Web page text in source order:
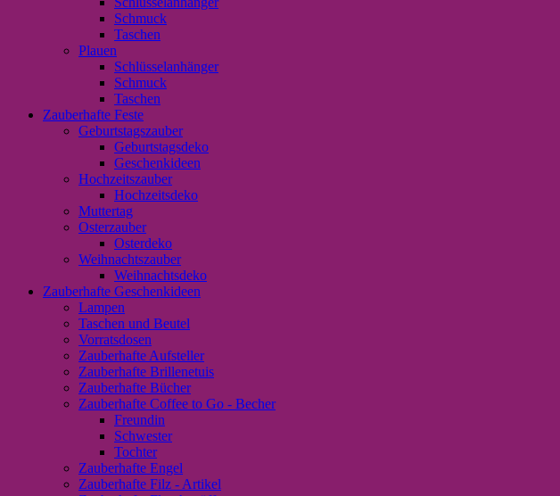
Schmuck
Taschen
Plauen
Schlüsselanhänger
Schmuck
Taschen
Zauberhafte Feste
Geburtstagszauber
Geburtstagsdeko
Geschenkideen
Hochzeitszauber
Hochzeitsdeko
Muttertag
Osterzauber
Osterdeko
Weihnachtszauber
Weihnachtsdeko
Zauberhafte Geschenkideen
Lampen
Taschen und Beutel
Vorratsdosen
Zauberhafte Aufsteller
Zauberhafte Brillenetuis
Zauberhafte Bücher
Zauberhafte Coffee to Go - Becher
Freundin
Schwester
Tochter
Zauberhafte Engel
Zauberhafte Filz - Artikel